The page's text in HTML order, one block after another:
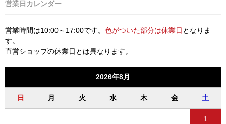
営業日カレンダー
営業時間は10:00～17:00です。 色がついた部分は休業日 となりま
す。
直営ショップの休業日とは異なります。
2026年8月
日 月 火 水 木 金 土
1